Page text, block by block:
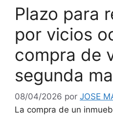
Plazo para
por vicios
compra de
segunda
08/04/2026 por JOSE
La compra de un